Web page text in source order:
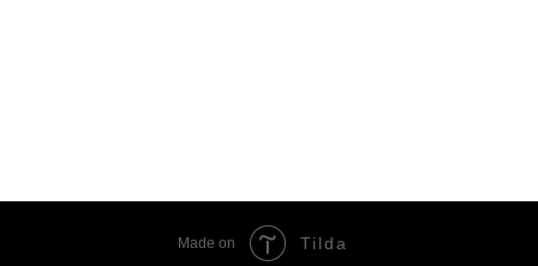
Made on Tilda